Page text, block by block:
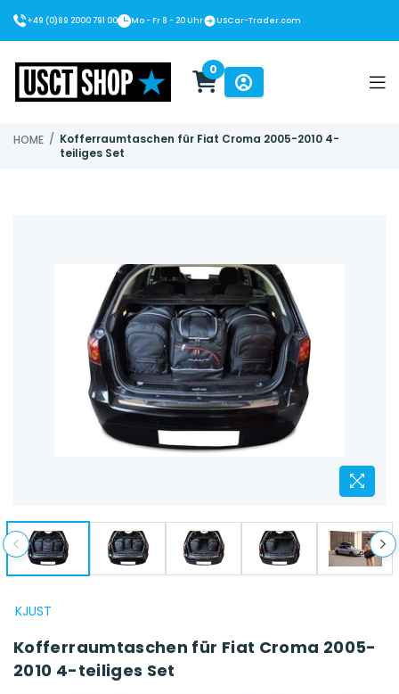
+49 (0)89 2000 791 00 Mo - Fr 8 - 20 Uhr USCar-Trader.com
0
HOME / Kofferraumtaschen für Fiat Croma 2005-2010 4-
teiliges Set
KJUST
Kofferraumtaschen für Fiat Croma 2005-
2010 4-teiliges Set